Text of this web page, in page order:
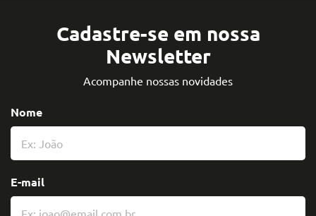
Cadastre-se em nossa
Newsletter
Acompanhe nossas novidades
Nome
E-mail